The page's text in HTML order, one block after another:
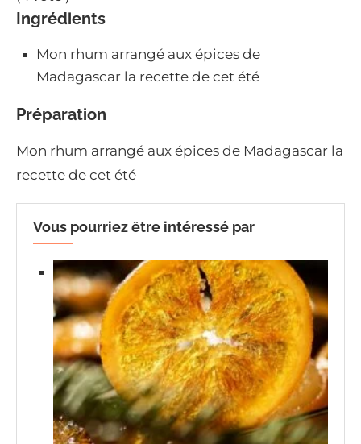
Ingrédients
Mon rhum arrangé aux épices de
Madagascar la recette de cet été
Préparation
Mon rhum arrangé aux épices de Madagascar la
recette de cet été
Vous pourriez être intéressé par